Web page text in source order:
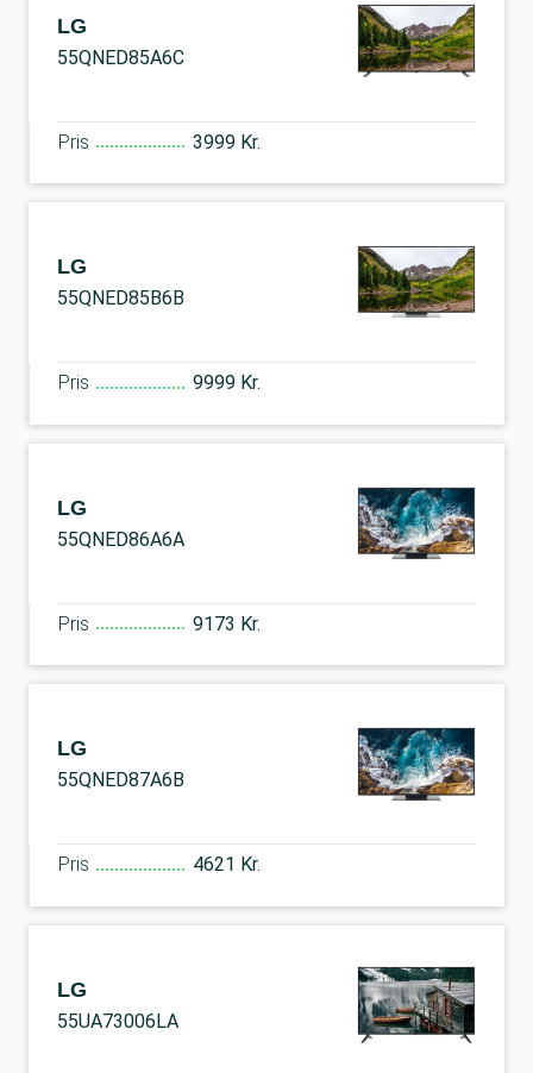
LG
55QNED85A6C
Pris 3999 Kr.
LG
55QNED85B6B
Pris 9999 Kr.
LG
55QNED86A6A
Pris 9173 Kr.
LG
55QNED87A6B
Pris 4621 Kr.
LG
55UA73006LA